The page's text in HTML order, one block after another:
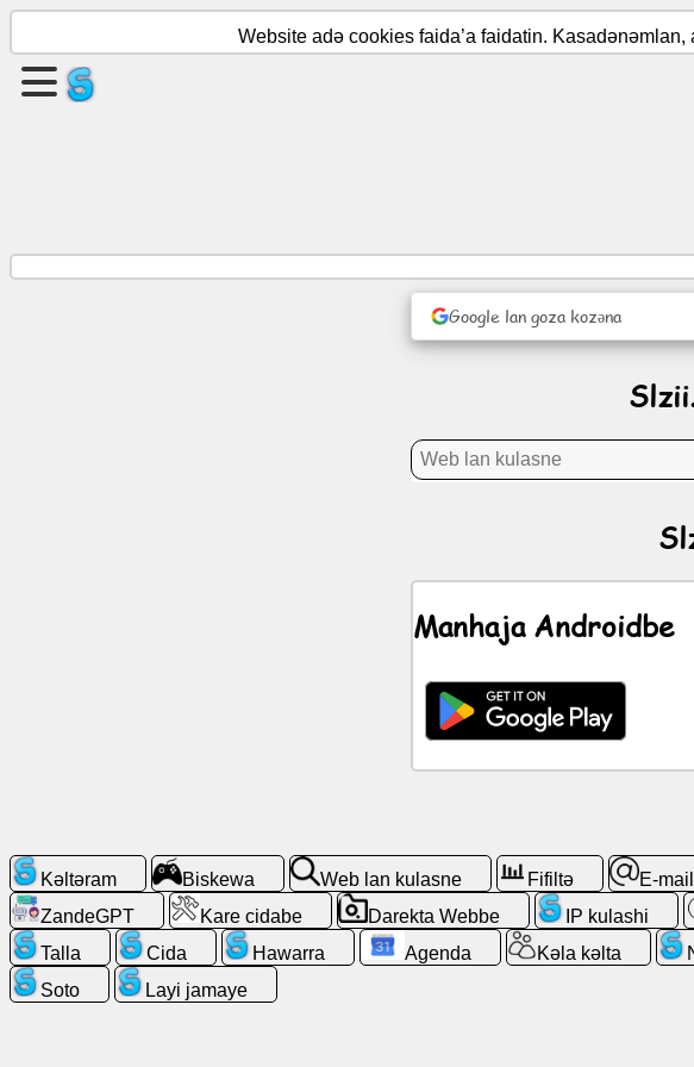
Warak
kǝlta
Biskewa
Web
lan
Website adə cookies faida’a faidatin.
Google lan goza kozəna
Manhaja Androidbe
Kǝltǝram Biskewa Web lan kulasne Fifiltə E-
ZandeGPT
Kare cidabe Darekta Webbe IP kulashi
Talla
Cida Hawarra Agenda Kǝla kǝlta
Soto
Layi jamaye